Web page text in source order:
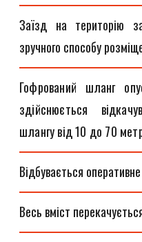
Заїзд на територію
зручного способу
Гофрований шланг
здійснюється
шлангу від 10 до 70
Відбувається
Весь вміст